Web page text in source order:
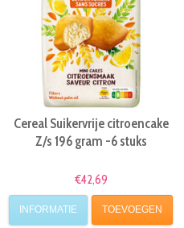
Cereal Suikervrije citroencake
Z/s 196 gram -6 stuks
€42,69
INFORMATIE TOEVOEGEN